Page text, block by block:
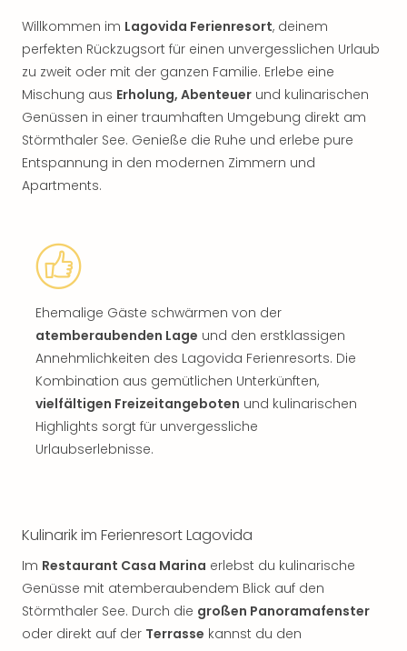
Willkommen im Lagovida Ferienresort, deinem
perfekten Rückzugsort für einen unvergesslichen Urlaub
zu zweit oder mit der ganzen Familie. Erlebe eine
Mischung aus Erholung, Abenteuer und kulinarischen
Genüssen in einer traumhaften Umgebung direkt am
Störmthaler See. Genieße die Ruhe und erlebe pure
Entspannung in den modernen Zimmern und
Apartments.
Ehemalige Gäste schwärmen von der
atemberaubenden Lage und den erstklassigen
Annehmlichkeiten des Lagovida Ferienresorts. Die
Kombination aus gemütlichen Unterkünften,
vielfältigen Freizeitangeboten und kulinarischen
Highlights sorgt für unvergessliche
Urlaubserlebnisse.
Kulinarik im Ferienresort Lagovida
Im Restaurant Casa Marina erlebst du kulinarische
Genüsse mit atemberaubendem Blick auf den
Störmthaler See. Durch die großen Panoramafenster
oder direkt auf der Terrasse kannst du den